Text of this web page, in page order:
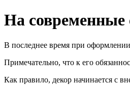
На современные
В последнее время при
Примечательно, что к его
Как правило, декор начинается с